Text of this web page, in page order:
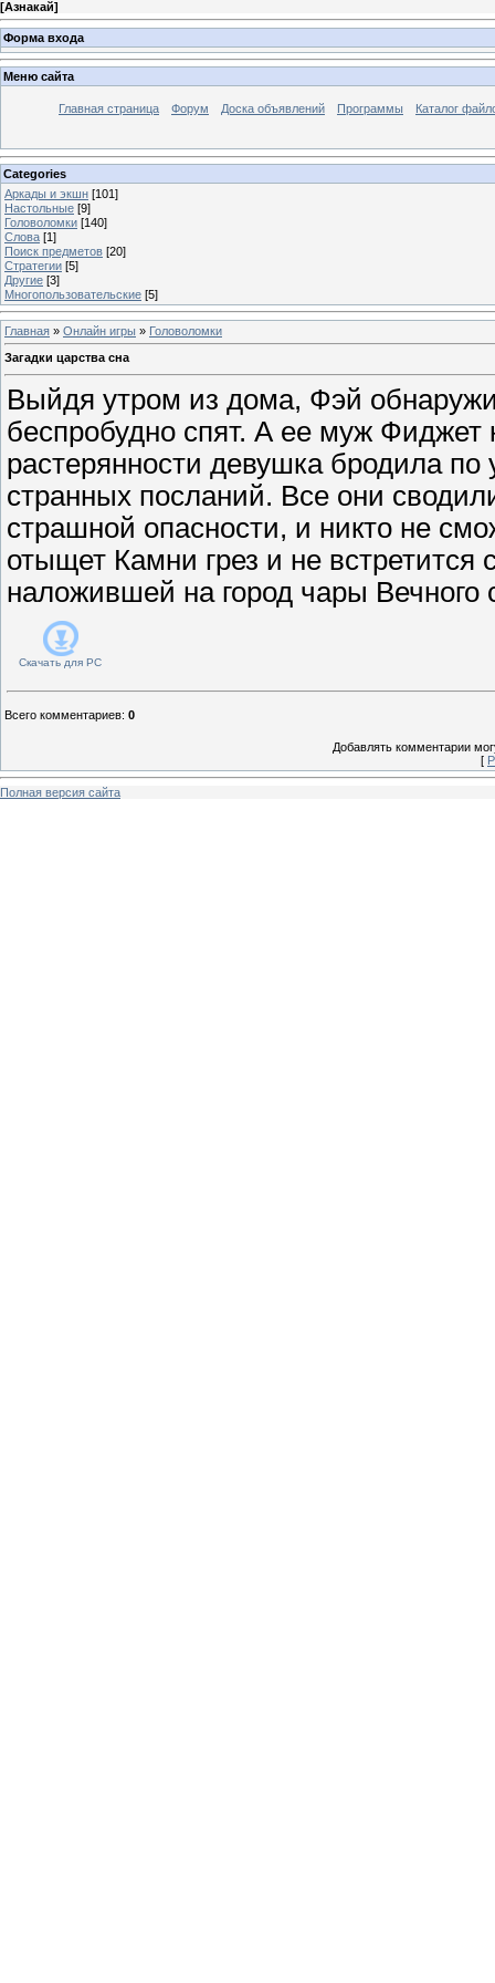
[Азнакай]
Форма входа
Меню сайта
Главная страница Форум Доска объявлений Программы Каталог
Categories
Аркады и экшн [101]
Настольные [9]
Головоломки [140]
Слова [1]
Поиск предметов [20]
Стратегии [5]
Другие [3]
Многопользовательские [5]
Главная » Онлайн игры » Головоломки
Загадки царства сна
Выйдя утром из дома, Фэй
беспробудно спят. А ее муж Фиджет
растерянности девушка бродила
странных посланий. Все они
страшной опасности, и никто не
отыщет Камни грез и не
наложившей на город чары Вечного
Скачать для PC
Всего комментариев: 0
Добавлять комментарии
[
Полная версия сайта